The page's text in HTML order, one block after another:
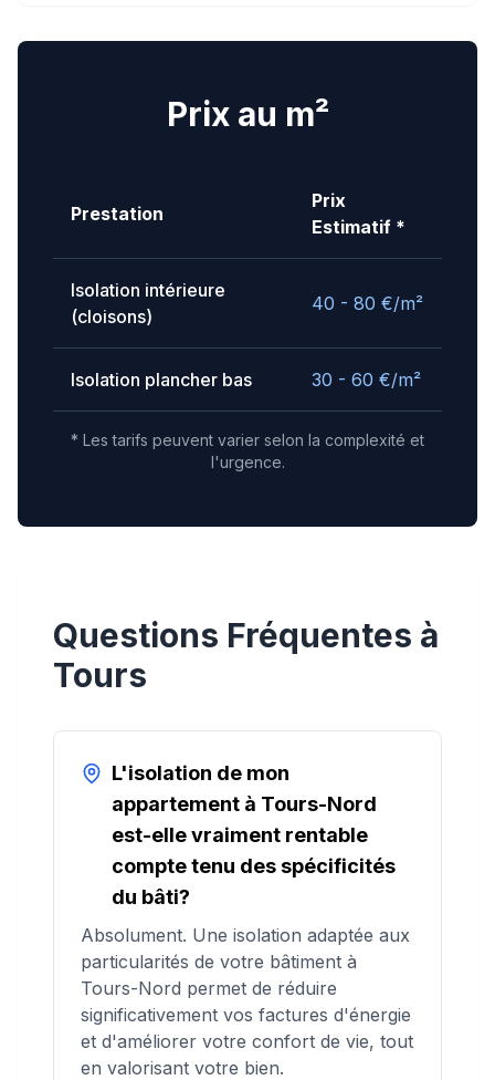
Prix au m²
Prestation
Prix
Estimatif *
Isolation intérieure
(cloisons)
40 - 80 €/m²
Isolation plancher bas 30 - 60 €/m²
* Les tarifs peuvent varier selon la complexité et
l'urgence.
Questions Fréquentes à
Tours
L'isolation de mon
appartement à Tours-Nord
est-elle vraiment rentable
compte tenu des spécificités
du bâti?
Absolument. Une isolation adaptée aux
particularités de votre bâtiment à
Tours-Nord permet de réduire
significativement vos factures d'énergie
et d'améliorer votre confort de vie, tout
en valorisant votre bien.